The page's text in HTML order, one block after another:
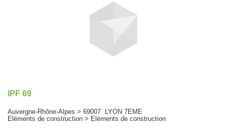
IPF 69
Auvergne-Rhône-Alpes > 69007 LYON 7EME
Eléments de construction > Eléments de construction